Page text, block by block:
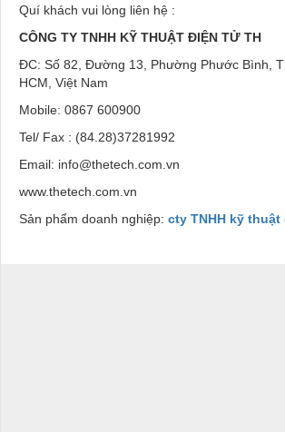
Quí khách vui lòng liên hệ :
CÔNG TY TNHH KỸ THUẬT ĐIỆN TỬ TH
ĐC: Số 82, Đường 13, Phường Phước Bình,
HCM, Việt Nam
Mobile: 0867 600900
Tel/ Fax : (84.28)37281992
Email: info@thetech.com.vn
www.thetech.com.vn
Sản phẩm doanh nghiệp: cty TNHH kỹ thuật